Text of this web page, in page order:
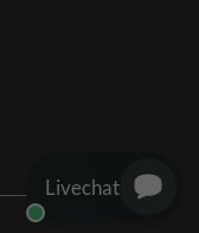
Livechat